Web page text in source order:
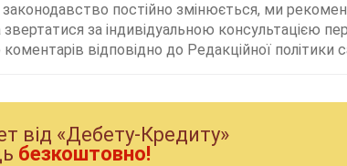
законодавство постійно змінюється, ми
за індивідуальною консультацією
відповідно до Редакційної політики
вiд «Дебету-Кредиту»
безкоштовно!